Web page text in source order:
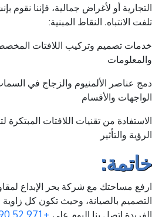
التجارية أو لأغراض جمالية، فإننا نقوم
تلفت الانتباه. النقاط المبنية:
خدمات تصميم وتركيب اللافتات
والمعلومات
دمج عناصر الألمنيوم والزجاج في
الواجهات والأقسام
الاستفادة من تقنيات اللافتات
الرؤية والتأثير
خاتمة:
ارفع مساحتك مع شركة بحر الإبداع
التصميم بالصيانة، وحيث تكون كل
الفريدة.اتصل بنا اليوم على +971 52 990 4018